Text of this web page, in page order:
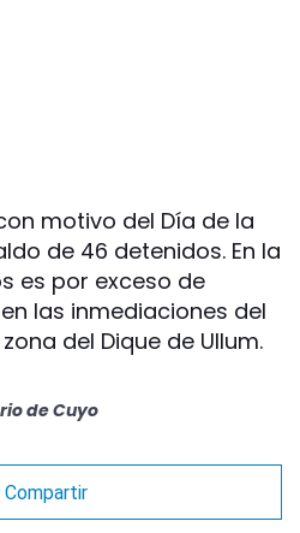
motivo del Día de la
de 46 detenidos. En la
es por exceso de
las inmediaciones del
del Dique de Ullum.
de Cuyo
Compartir